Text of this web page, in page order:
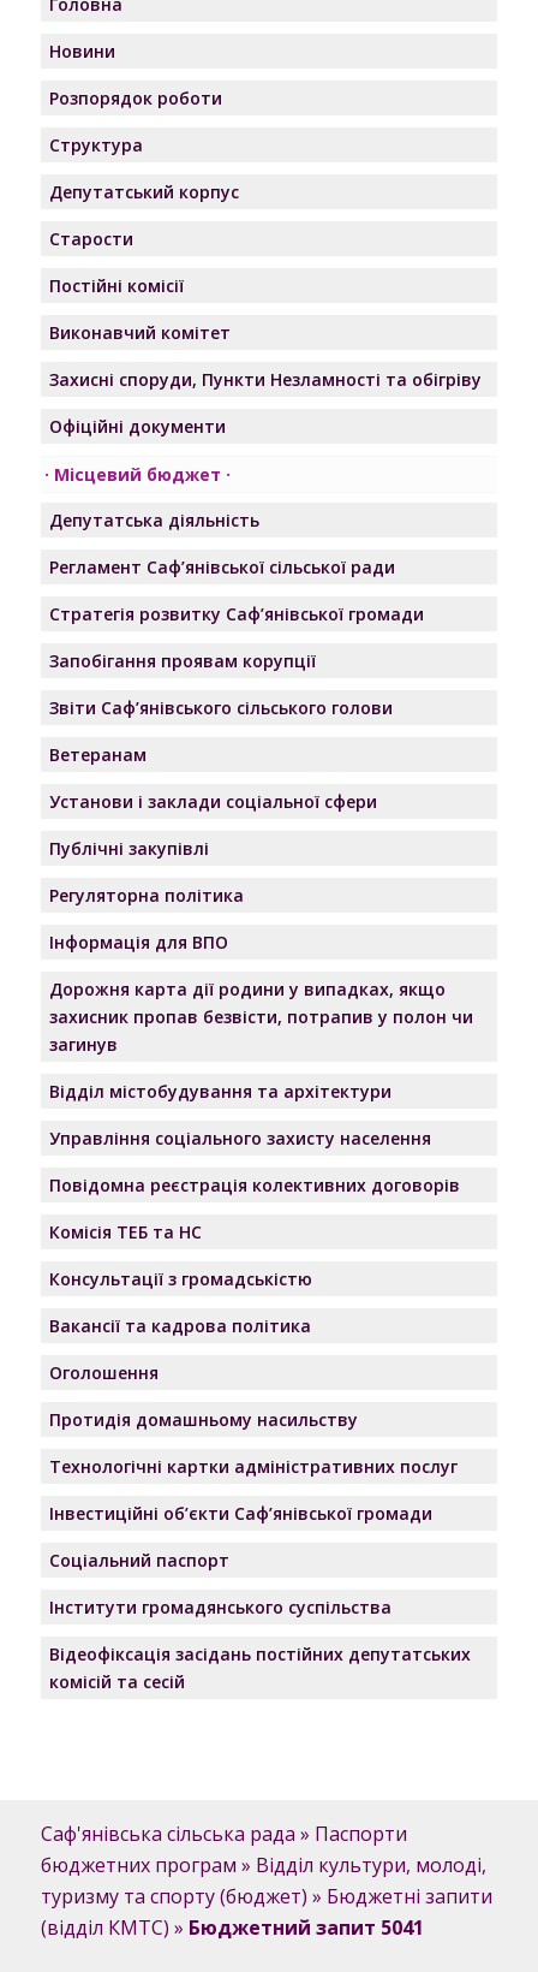
Новини
Розпорядок роботи
Структура
Депутатський корпус
Старости
Постійні комісії
Виконавчий комітет
Захисні споруди, Пункти Незламності та обігріву
Офіційні документи
Місцевий бюджет
Депутатська діяльність
Регламент Саф’янівської сільської ради
Стратегія розвитку Саф’янівської громади
Запобігання проявам корупції
Звіти Саф’янівського сільського голови
Ветеранам
Установи і заклади соціальної сфери
Публічні закупівлі
Регуляторна політика
Інформація для ВПО
Дорожня карта дії родини у випадках, якщо
захисник пропав безвісти, потрапив у полон чи
загинув
Відділ містобудування та архітектури
Управління соціального захисту населення
Повідомна реєстрація колективних договорів
Комісія ТЕБ та НС
Консультації з громадськістю
Вакансії та кадрова політика
Оголошення
Протидія домашньому насильству
Технологічні картки адміністративних послуг
Інвестиційні об’єкти Саф’янівської громади
Соціальний паспорт
Інститути громадянського суспільства
Відеофіксація засідань постійних депутатських
комісій та сесій
Саф'янівська сільська рада » Паспорти
бюджетних програм » Відділ культури, молоді,
туризму та спорту (бюджет) » Бюджетні запити
(відділ КМТС) » Бюджетний запит 5041